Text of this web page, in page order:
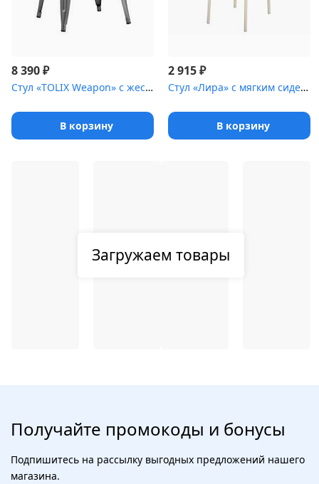
8 390₽
Стул «TOLIX Weapon» с жестким сиденьем [(окрашенный каркас)]
В корзину
2 915₽
Стул «Лира» с мягким сиденьем [(окрашенный каркас)]
В корзину
Загружаем товары
Получайте промокоды и бонусы
Подпишитесь на рассылку выгодных предложений нашего
магазина.